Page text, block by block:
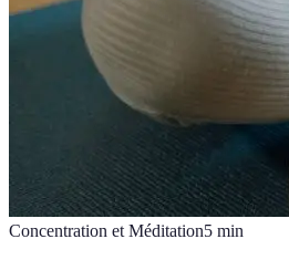
Concentration et Méditation5 min